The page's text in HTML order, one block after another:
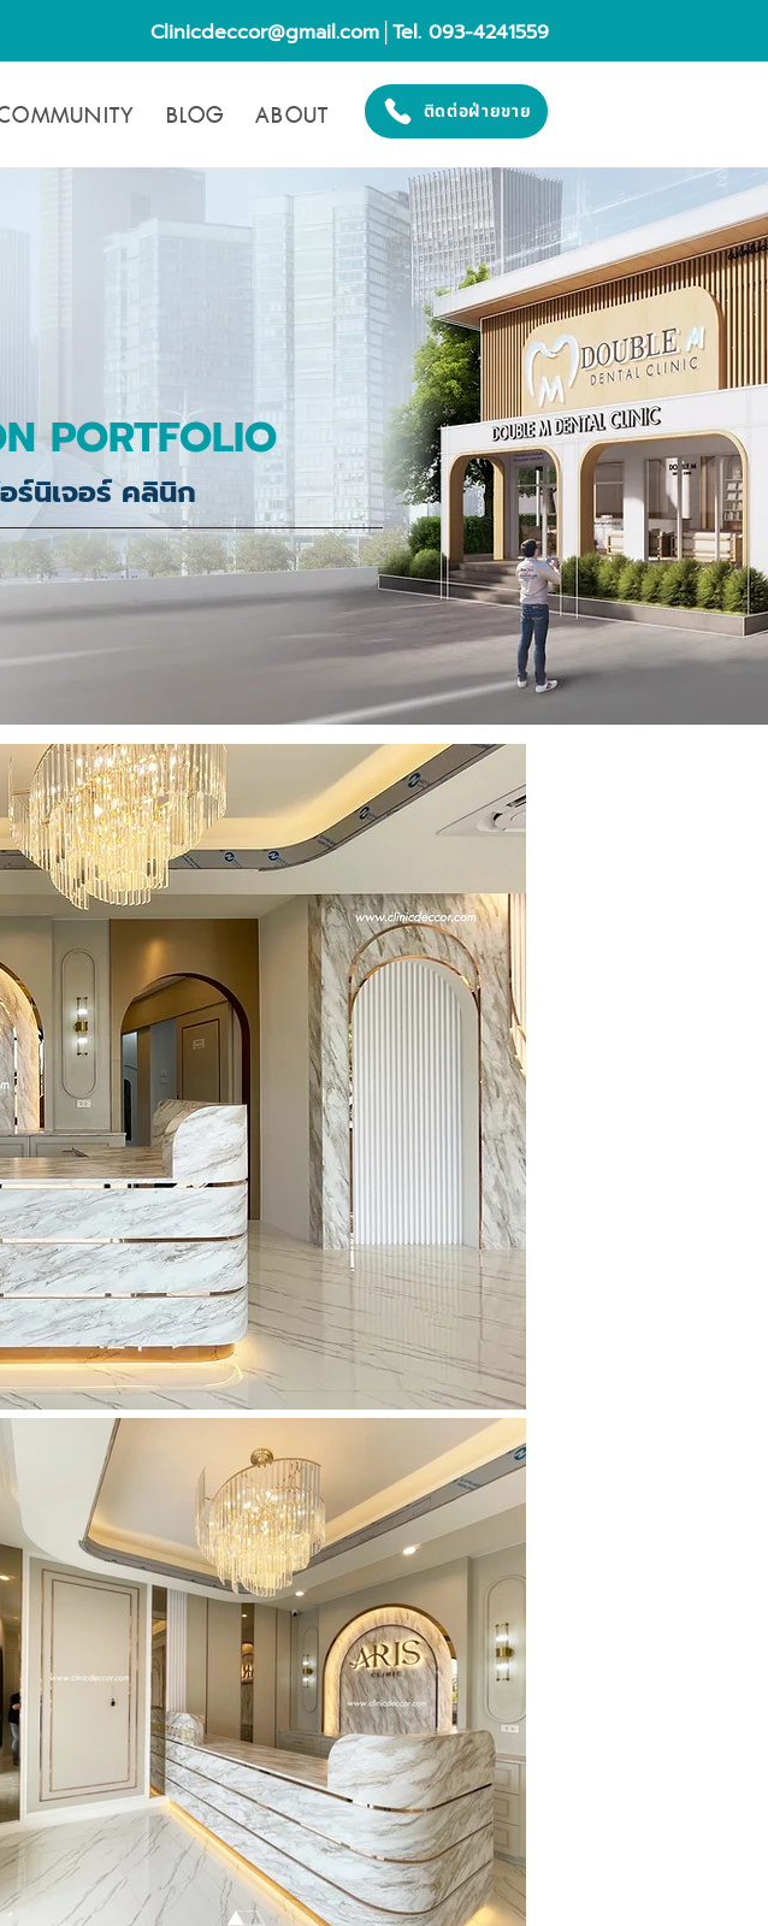
Clinicdeccor@gmail.com │Tel. 093-4241559
BLOG ABOUT ติดต่อฝ่ายขาย
PORTFOLIO
นิเจอร์ คลินิก